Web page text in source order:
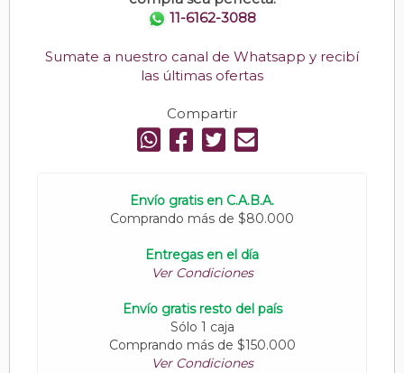
11-6162-3088
Sumate a nuestro canal de Whatsapp y recibí
las últimas ofertas
Compartir
Envío gratis en C.A.B.A.
Comprando más de $80.000
Entregas en el día
Ver Condiciones
Envío gratis resto del país
Sólo 1 caja
Comprando más de $150.000
Ver Condiciones